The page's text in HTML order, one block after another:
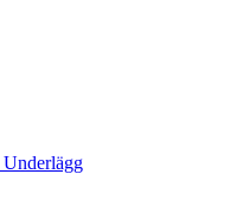
Underlägg